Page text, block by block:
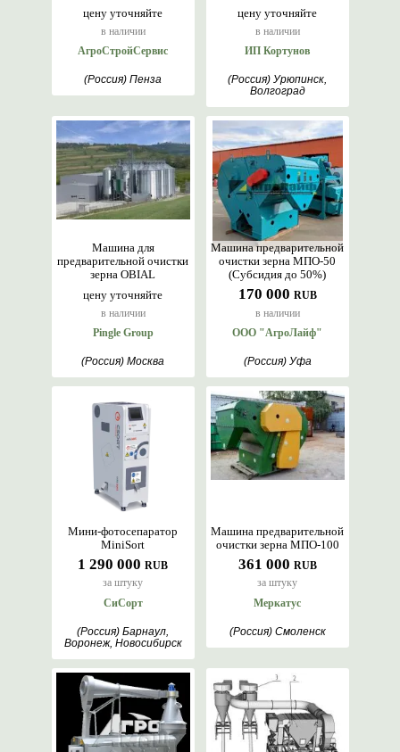
цену уточняйте
в наличии
АгроСтройСервис
(Россия) Пенза
цену уточняйте
в наличии
ИП Кортунов
(Россия) Урюпинск,
Волгоград
цену уточняйте
в наличии
Машина для
предварительной очистки
зерна OBIAL
Pingle Group
(Россия) Москва
170 000 RUB
в наличии
Машина предварительной
очистки зерна МПО-50
(Субсидия до 50%)
ООО "АгроЛайф"
(Россия) Уфа
1 290 000 RUB
за штуку
Мини-фотосепаратор
MiniSort
СиСорт
(Россия) Барнаул,
Воронеж, Новосибирск
361 000 RUB
за штуку
Машина предварительной
очистки зерна МПО-100
Меркатус
(Россия) Смоленск